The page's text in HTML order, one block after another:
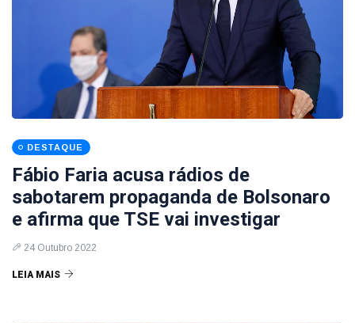
DESTAQUE
Fábio Faria acusa rádios de
sabotarem propaganda de Bolsonaro
e afirma que TSE vai investigar
24 Outubro 2022
LEIA MAIS